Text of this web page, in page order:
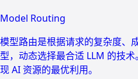
Model Routing
模型路由是根据请求的复杂度、
型，动态选择最合适 LLM 的技
现 AI 资源的最优利用。